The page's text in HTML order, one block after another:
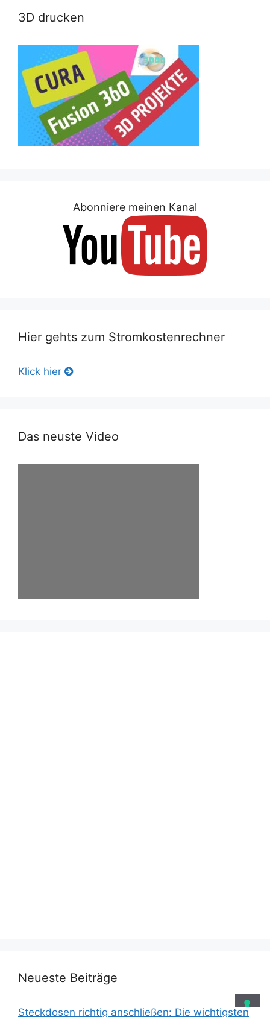
3D drucken
Abonniere meinen Kanal
Hier gehts zum Stromkostenrechner
Klick hier
Das neuste Video
Neueste Beiträge
Steckdosen richtig anschließen: Die wichtigsten